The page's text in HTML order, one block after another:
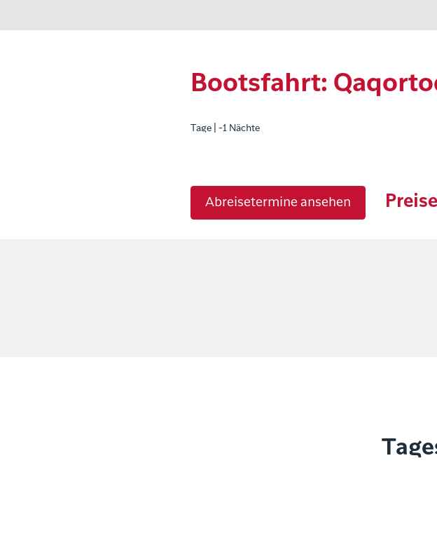
Bootsfahrt:
Tage | -1 Nächte
Abreisetermine ansehen